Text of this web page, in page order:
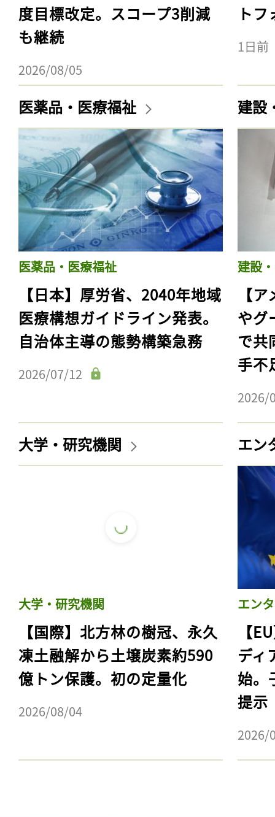
度目標改定。スコープ3削減
も継続
2026/08/05
ト
1日前
医薬品・医療福祉
医薬品・医療福祉
【日本】厚労省、2040年地域
医療構想ガイドライン発表。
自治体主導の態勢構築急務
2026/07/12
建設
建設
【
やグ
で共
手不
2026/
大学・研究機関
大学・研究機関
【国際】北方林の樹冠、永久
凍土融解から土壌炭素約590
億トン保護。初の定量化
2026/08/04
エン
エン
【
ディ
始。
提示
2026/
記事をお気に入りに
ログインが必